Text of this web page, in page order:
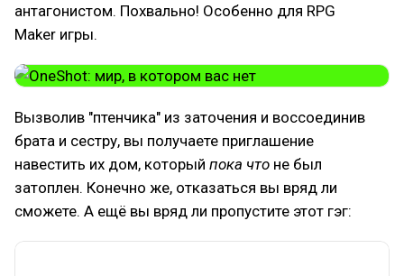
антагонистом. Похвально! Особенно для RPG
Maker игры.
Вызволив "птенчика" из заточения и воссоединив
брата и сестру, вы получаете приглашение
навестить их дом, который пока что не был
затоплен. Конечно же, отказаться вы вряд ли
сможете. А ещё вы вряд ли пропустите этот гэг: